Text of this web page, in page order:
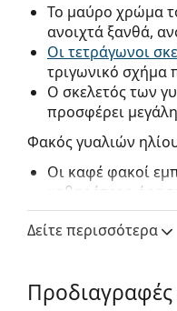
Το μαύρο χρώμα
ανοιχτά ξανθά,
Οι τετράγωνοι
τριγωνικό
Ο σκελετός των
προσφέρει
Φακός γυαλιών
Οι καφέ φακοί
καθαρότερη
Τα γυαλιά ηλίου
το κάτω μέρος
και είναι
Δείτε περισσότερα
Προδιαγραφές